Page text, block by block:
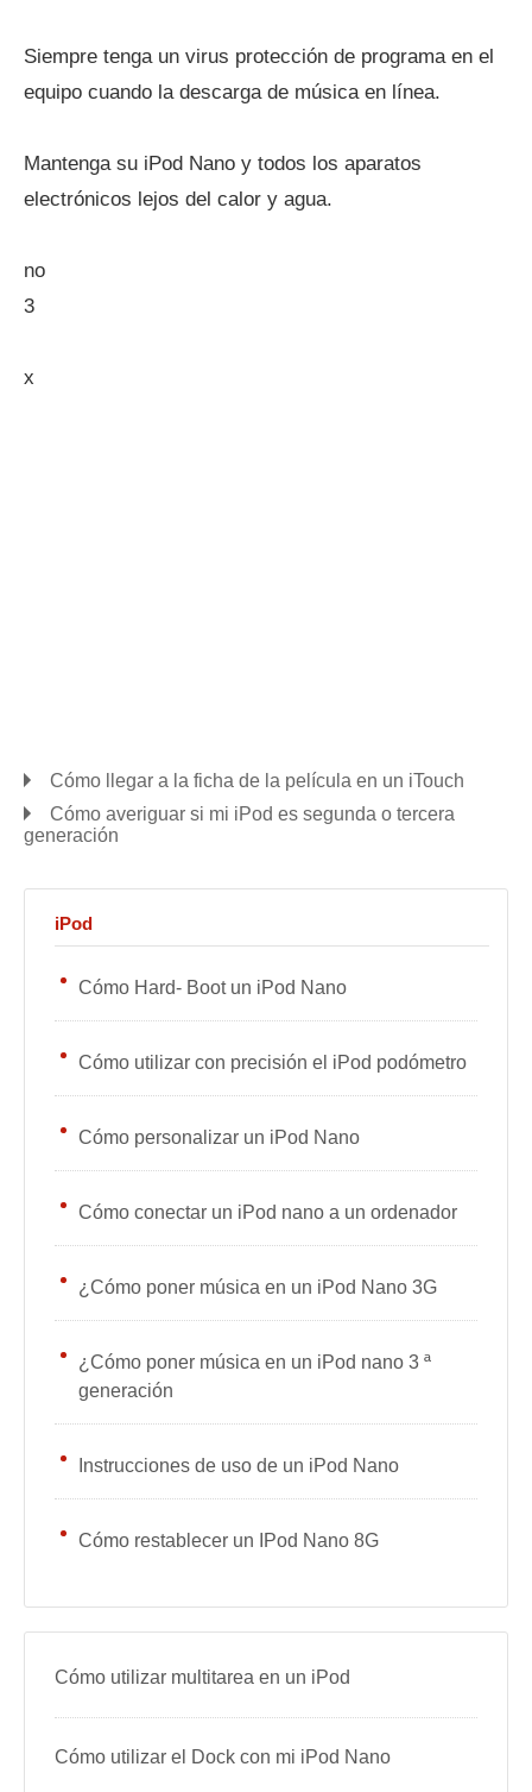
Siempre tenga un virus protección de programa en el
equipo cuando la descarga de música en línea.
Mantenga su iPod Nano y todos los aparatos
electrónicos lejos del calor y agua.
no
3
x
Cómo llegar a la ficha de la película en un iTouch
Cómo averiguar si mi iPod es segunda o tercera
generación
iPod
Cómo Hard- Boot un iPod Nano
Cómo utilizar con precisión el iPod podómetro
Cómo personalizar un iPod Nano
Cómo conectar un iPod nano a un ordenador
¿Cómo poner música en un iPod Nano 3G
¿Cómo poner música en un iPod nano 3 ª
generación
Instrucciones de uso de un iPod Nano
Cómo restablecer un IPod Nano 8G
Cómo utilizar multitarea en un iPod
Cómo utilizar el Dock con mi iPod Nano